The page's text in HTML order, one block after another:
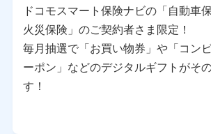
を受けている保険会社・提携会社の保
情報を提供するため、また維持管理等
ため、またそれらに付帯、関連する当
ドコモおよび提携会社のサービスを案
（各サービスで取得したサービス利用
トの閲覧履歴、購買履歴、ご契約内容
ータを分析して、お客さまの趣味・嗜
ドコモスマート保険ナビの「自動車
火災保険」のご契約者さま限定！
毎月抽選で「お買い物券」や「コン
ーポン」などのデジタルギフトがそ
す！